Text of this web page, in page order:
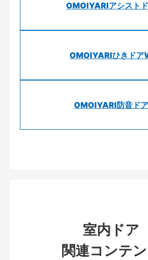
OMOIYARIアシスト
OMOIYARIひきドア
OMOIYARI防音ドア
室内ドア
関連コンテ